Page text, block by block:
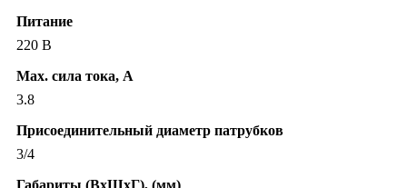
Питание
220 В
Max. сила тока, А
3.8
Присоединительный диаметр патрубков
3/4
Габариты (ВхШхГ), (мм)